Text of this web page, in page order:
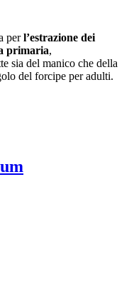
perl’estrazione dei
primaria,
sia del manico che della
del forcipe per adulti.